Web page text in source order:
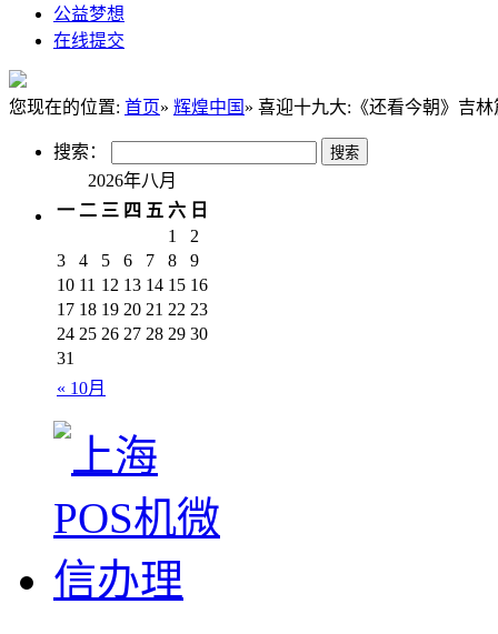
公益梦想
在线提交
您现在的位置: 首页» 辉煌中国 » 喜迎十九大:《还看今朝》吉林
搜索：
2026年八月
一 二 三 四 五 六 日
« 10月
1
2
3
4 5 6 7 8
9
10 11 12 13 14 15 16
17 18 19 20 21 22 23
24 25 26 27 28 29 30
31